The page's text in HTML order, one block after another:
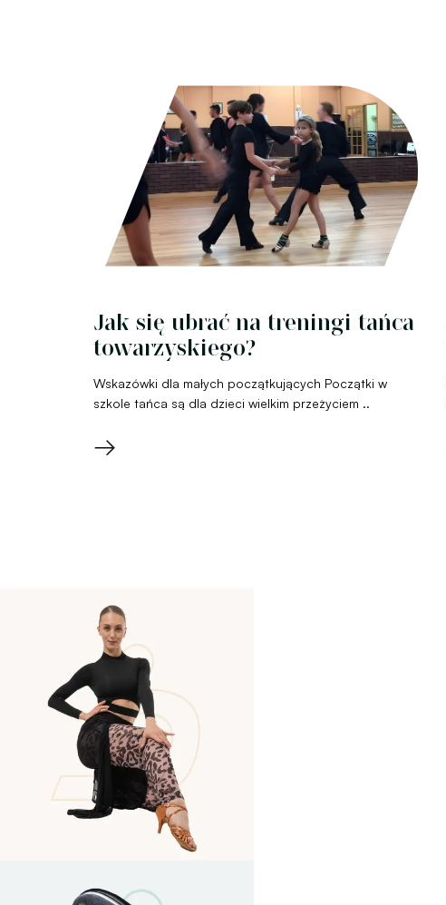
Jak się ubrać na treningi tańca
towarzyskiego?
Wskazówki dla małych początkujących Początki w
szkole tańca są dla dzieci wielkim przeżyciem ..
→